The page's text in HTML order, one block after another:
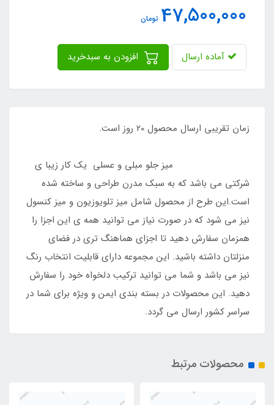
47,500,000 تومان
آماده ارسال
زمان تقریبی ارسال محصول 20 روز است.
میز جلو مبلی و عسلی یک کار زیبا ی
شرکتی می باشد که به سبک مدرن طراحی و ساخته شده
است.این طرح از محصول شامل میز تلویوزیون و میز کنسول
نیز می شود که در صورت نیاز می توانید همه ی این اجزا را
همزمان سفارش دهید تا اجزای هماهنگ تری در فضای
منزلتان داشته باشید. این مجموعه دارای قابلیت انتخاب رنگ
نیز می باشد و شما می توانید ترکیب دلخواه خود را سفارش
دهید. این محصولات در بسته بندی ایمن و ویژه برای شما در
سراسر کشور ارسال می گردد.
محصولات مرتبط